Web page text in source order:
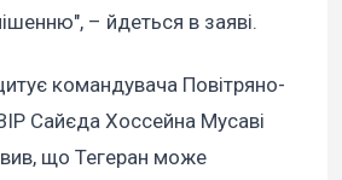
– йдеться в заяві.
командувача Повітряно-
Сайєда Хоссейна Мусаві
що Тегеран може